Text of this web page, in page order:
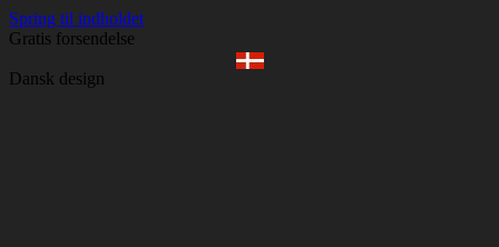
Spring til indholdet
Gratis forsendelse
Dansk design